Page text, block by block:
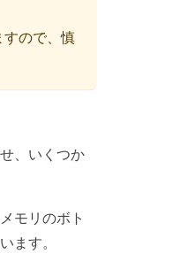
すので、慎
、いくつか
モリのボト
ます。